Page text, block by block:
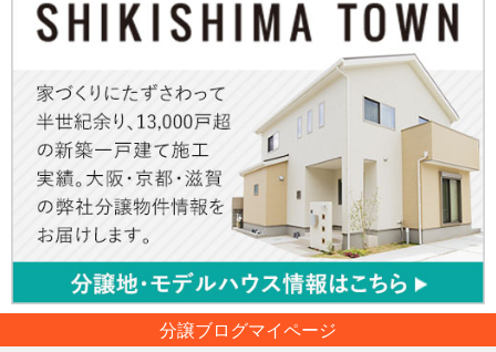
分譲ブログマイページ